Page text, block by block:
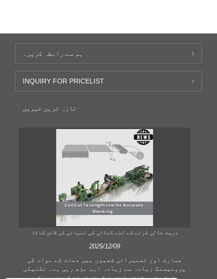
ہم سے رابطہ کریں۔
INQUIRY FOR PRICELIST
تازہ ترین خبریں
درست خالی کرنے کے لئے کنڈلی کی لمبائی کی لائن کاٹا
2025/12/09
عمارت اور تعمیراتی شعبوں میں دھات کے مواد کی
پروسیسنگ زیادہ سے زیادہ اہم بڑھ رہی ہے۔ تکنیکی
ترقی اور شفٹ صارفین کی توقعات کمپنیوں کو